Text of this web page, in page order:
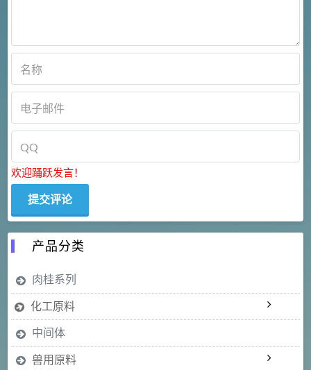
欢迎踊跃发言！
产品分类
肉桂系列
化工原料
中间体
兽用原料